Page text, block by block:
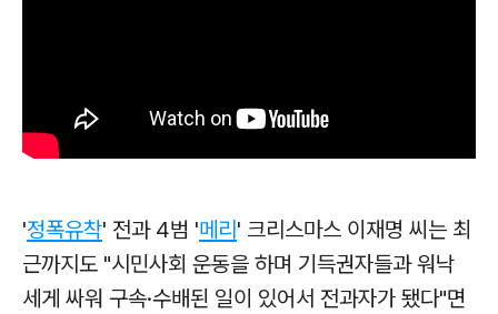
'정폭유착' 전과 4범 '메리 ' 크리스마스 이재명 씨는 최
근까지도 "시민사회 운동을 하며 기득권자들과 워낙
세게 싸워 구속·수배된 일이 있어서 전과자가 됐다"면